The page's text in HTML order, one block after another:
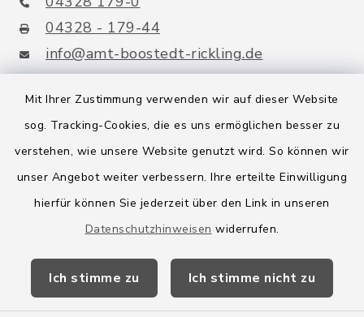
Mit Ihrer Zustimmung verwenden wir auf dieser Website
sog. Tracking-Cookies, die es uns ermöglichen besser zu
verstehen, wie unsere Website genutzt wird. So können wir
unser Angebot weiter verbessern. Ihre erteilte Einwilligung
hierfür können Sie jederzeit über den Link in unseren
Datenschutzhinweisen widerrufen.
Ich stimme zu Ich stimme nicht zu
04328 - 179-44
info@amt-boostedt-rickling.de
Quicklinks
Amt Boostedt-Rickling
Amtsbroschüre
Wege-Zweckverband